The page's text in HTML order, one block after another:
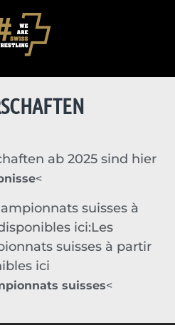
ab 2025 sind hier
<
suisses à
ici:Les
suisses à partir
ici
suisses<